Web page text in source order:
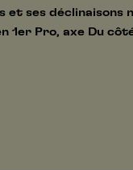
ses déclinaisons
1er Pro, axe Du